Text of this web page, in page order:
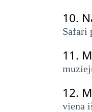
10.
Safari
11.
12.
viena